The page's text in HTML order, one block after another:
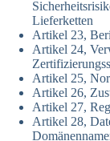
Lieferketten
Artikel 23,
Artikel 24,
Artikel 25,
Artikel 26,
Artikel 27,
Artikel 28,